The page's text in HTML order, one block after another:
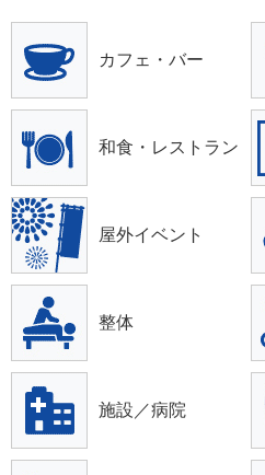
カフェ・バー
和食・レストラン
屋外イベント
整体
施設／病院